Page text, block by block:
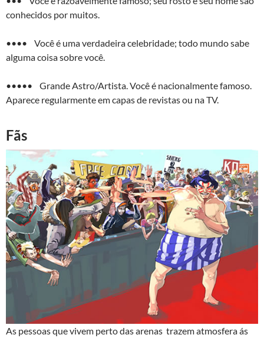
conhecidos por muitos.
•••• Você é uma verdadeira celebridade; todo mundo sabe
alguma coisa sobre você.
••••• Grande Astro/Artista. Você é nacionalmente famoso.
Aparece regularmente em capas de revistas ou na TV.
Fãs
As pessoas que vivem perto das arenas trazem atmosfera ás